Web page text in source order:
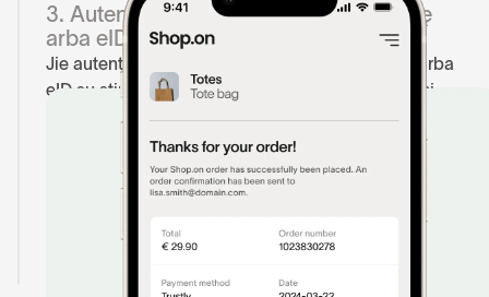
3. Autentifikacija per banko programėlę
arba eID
Jie autentifikuojasi per savo banko programėlę arba
eID su stipria kliento autentifikacija, sumažindami
sukčiavimo rizik neišeidami iš jūsų atsiskaitymo
4. Mokėjimo patvirtinimas
Jie užbaigia jūsų patvirtinimo puslapyje, atlikdami
mokėjimą dvigubai greičiau nei įprastai.